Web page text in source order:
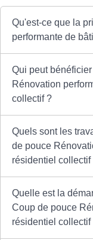
Qu'est-ce que la
performante de
Qui peut
Rénovation
collectif ?
Quels sont les
de pouce
résidentiel collectif
Quelle est la
Coup de pouce
résidentiel collectif